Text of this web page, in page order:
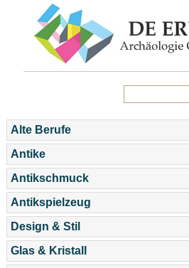
Alte Berufe
Antike
Antikschmuck
Antikspielzeug
Design & Stil
Glas & Kristall